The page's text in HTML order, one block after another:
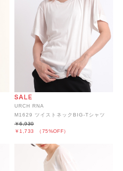
URCH RNA
M1629 ツイストネックBIG-Tシャツ
￥1,733 （75%OFF）
￥6,930